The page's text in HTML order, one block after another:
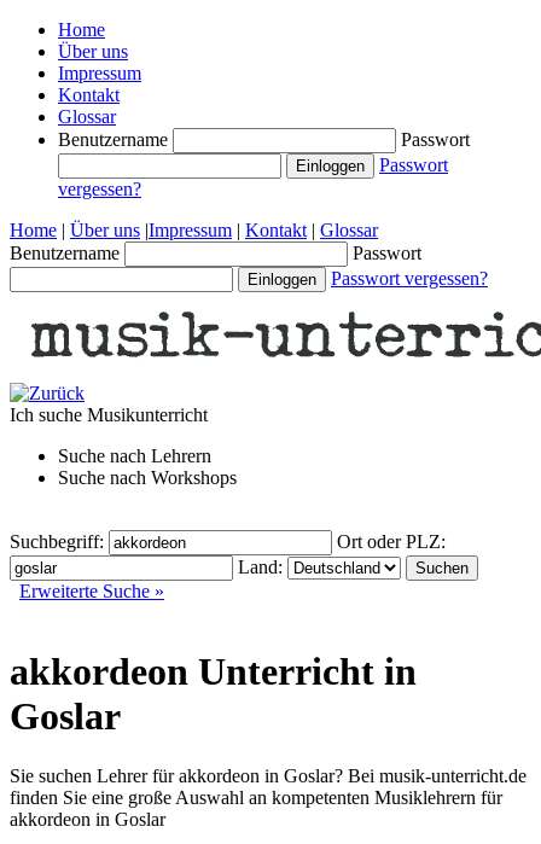
Home
Über uns
Impressum
Kontakt
Glossar
Benutzername
Passwort
Passwort
vergessen?
Home | Über uns |Impressum | Kontakt | Glossar
Benutzername
Passwort
Passwort vergessen?
Ich suche Musikunterricht
Suche nach Lehrern
Suche nach Workshops
Suchbegriff:
Ort oder PLZ:
Land:
Erweiterte Suche »
akkordeon Unterricht in
Goslar
Sie suchen Lehrer für akkordeon in Goslar? Bei musik-unterricht.de
finden Sie eine große Auswahl an kompetenten Musiklehrern für
akkordeon in Goslar